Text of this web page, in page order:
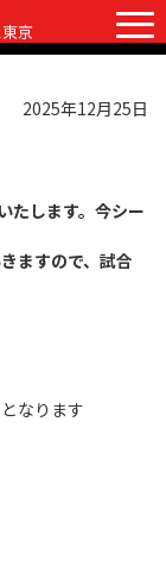
京
2025年12月25日
たします。今シー
ますので、試合
なります